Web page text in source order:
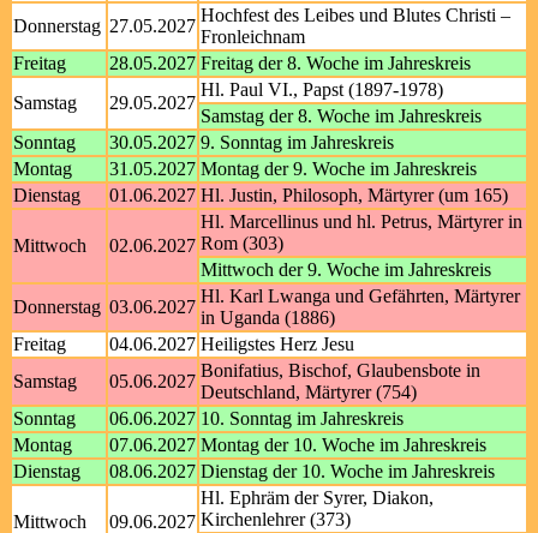
Donnerstag 27.05.2027
Hochfest des Leibes und Blutes Christi –
Fronleichnam
Freitag
28.05.2027 Freitag der 8. Woche im Jahreskreis
Samstag
29.05.2027
Hl. Paul VI., Papst (1897-1978)
Samstag der 8. Woche im Jahreskreis
Sonntag
30.05.2027 9. Sonntag im Jahreskreis
Montag
31.05.2027 Montag der 9. Woche im Jahreskreis
Dienstag
01.06.2027 Hl. Justin, Philosoph, Märtyrer (um 165)
Mittwoch 02.06.2027
Hl. Marcellinus und hl. Petrus, Märtyrer in
Rom (303)
Mittwoch der 9. Woche im Jahreskreis
Donnerstag 03.06.2027
Hl. Karl Lwanga und Gefährten, Märtyrer
in Uganda (1886)
Freitag
04.06.2027 Heiligstes Herz Jesu
Samstag
05.06.2027
Bonifatius, Bischof, Glaubensbote in
Deutschland, Märtyrer (754)
Sonntag
06.06.2027 10. Sonntag im Jahreskreis
Montag
07.06.2027 Montag der 10. Woche im Jahreskreis
Dienstag
08.06.2027 Dienstag der 10. Woche im Jahreskreis
Mittwoch 09.06.2027
Hl. Ephräm der Syrer, Diakon,
Kirchenlehrer (373)